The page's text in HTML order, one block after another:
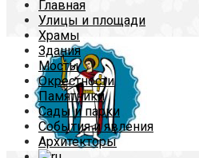
Главная
Улицы и площади
Храмы
Здания
Мосты
Окрестности
Памятники
Сады и парки
События и явления
Архитекторы